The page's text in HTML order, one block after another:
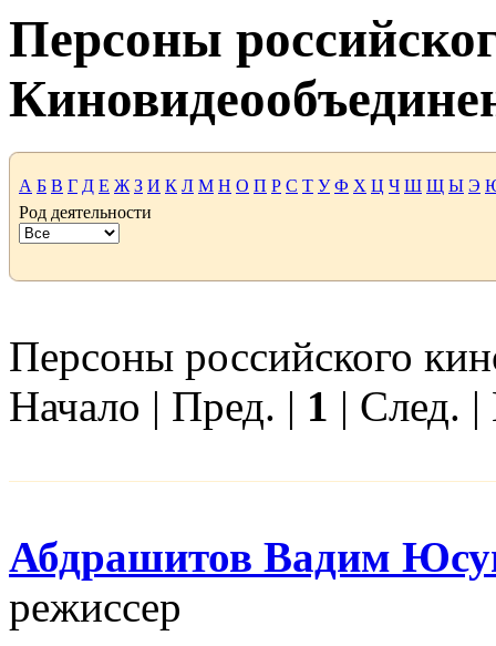
Персоны
А Б В Г Д Е Ж З И К Л М Н О П Р С Т У Ф Х Ц Ч Ш Щ Ы Э
Род деятельности
Персоны российского
Начало | Пред. | 1 | След.
Абдрашитов Вадим
режисcер